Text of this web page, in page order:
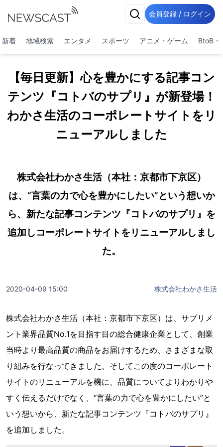
会員登録 / ログイン
新着 地域検索 エンタメ スポーツ アニメ・ゲーム BtoB・
【毎日更新】心を豊かにする記事コン
テンツ『コトバのサプリ』が新登場！
わかさ生活のコーポレートサイトをリ
ニューアルしました
株式会社わかさ生活（本社：京都市下京区）
は、“言葉の力で心を豊かにしたい”という想いか
ら、新たな記事コンテンツ『コトバのサプリ』を
追加しコーポレートサイトをリニューアルしまし
た。
2020-04-09 15:00 株式会社わかさ生活
株式会社わかさ生活（本社：京都市下京区）は、サプリメ
ント業界品質No.1を目指す目の総合健康企業として、創業
当時より最高品質の商品をお届けするため、さまざまな取
り組みを行なってきました。そしてこの度のコーポレート
サイトのリニューアルを機に、品質についてよりわかりや
すく伝えるだけでなく、“言葉の力で心を豊かにしたい”と
いう想いから、新たな記事コンテンツ『コトバのサプリ』
を追加しました。